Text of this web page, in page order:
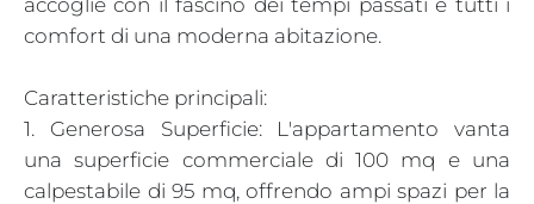
comfort di una moderna abitazione.
Caratteristiche principali:
1. Generosa Superficie: L'appartamento vanta
una superficie commerciale di 100 mq e una
calpestabile di 95 mq, offrendo ampi spazi per la